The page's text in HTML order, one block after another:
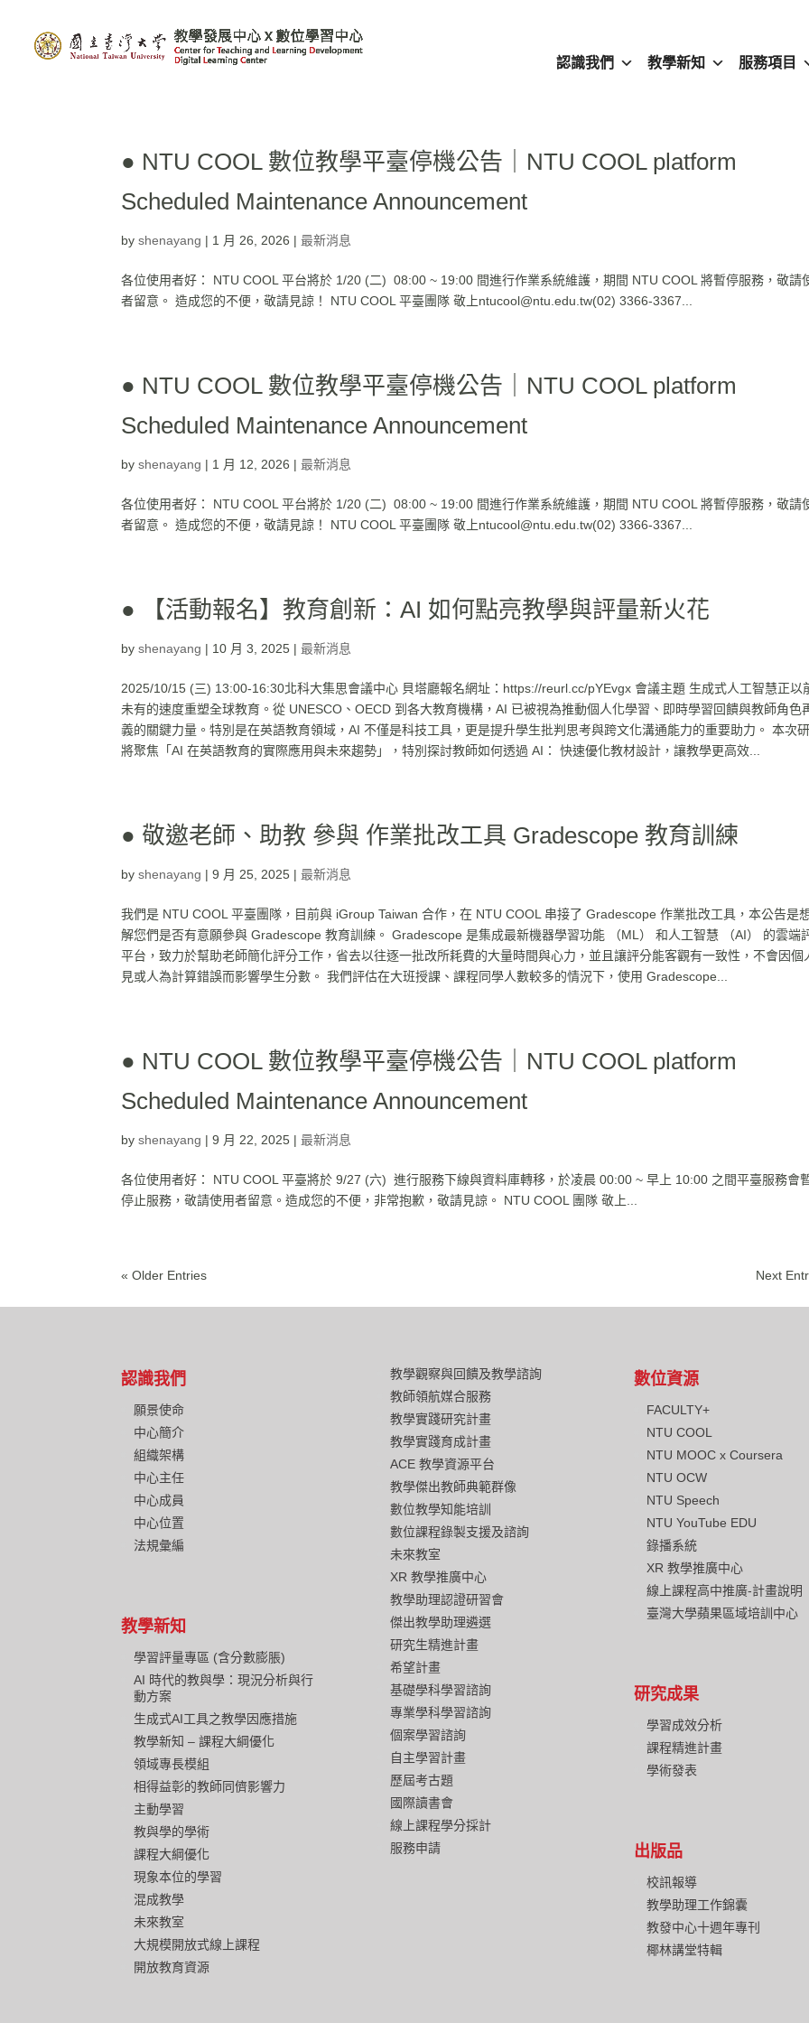
認識我們 教學新知 服務項目
● NTU COOL 數位教學平臺停機公告｜NTU COOL platform
Scheduled Maintenance Announcement
byshenayang | 1 月 26, 2026 |最新消息
各位使用者好： NTU COOL 平台將於 1/20 (二) 08:00 ~ 19:00 間進行作業系統維護，期間 NTU COOL 將暫停服務，敬請
者留意。 造成您的不便，敬請見諒！ NTU COOL 平臺團隊 敬上ntucool@ntu.edu.tw(02) 3366-3367...
● NTU COOL 數位教學平臺停機公告｜NTU COOL platform
Scheduled Maintenance Announcement
byshenayang | 1 月 12, 2026 |最新消息
各位使用者好： NTU COOL 平台將於 1/20 (二) 08:00 ~ 19:00 間進行作業系統維護，期間 NTU COOL 將暫停服務，敬請
者留意。 造成您的不便，敬請見諒！ NTU COOL 平臺團隊 敬上ntucool@ntu.edu.tw(02) 3366-3367...
● 【活動報名】教育創新：AI 如何點亮教學與評量新火花
byshenayang | 10 月 3, 2025 |最新消息
2025/10/15 (三) 13:00-16:30北科大集思會議中心 貝塔廳報名網址：https://reurl.cc/pYEvgx 會議主題 生成式人工智慧正以
未有的速度重塑全球教育。從 UNESCO、OECD 到各大教育機構，AI 已被視為推動個人化學習、即時學習回饋與教師角色
義的關鍵力量。特別是在英語教育領域，AI 不僅是科技工具，更是提升學生批判思考與跨文化溝通能力的重要助力。 本次
將聚焦「AI 在英語教育的實際應用與未來趨勢」，特別探討教師如何透過 AI： 快速優化教材設計，讓教學更高效...
● 敬邀老師、助教 參與 作業批改工具 Gradescope 教育訓練
byshenayang |9 月 25, 2025 |最新消息
我們是 NTU COOL 平臺團隊，目前與 iGroup Taiwan 合作，在 NTU COOL 串接了 Gradescope 作業批改工具，本公告是
解您們是否有意願參與 Gradescope 教育訓練。 Gradescope 是集成最新機器學習功能 （ML） 和人工智慧 （AI） 的雲端
平台，致力於幫助老師簡化評分工作，省去以往逐一批改所耗費的大量時間與心力，並且讓評分能客觀有一致性，不會因個
見或人為計算錯誤而影響學生分數。 我們評估在大班授課、課程同學人數較多的情況下，使用 Gradescope...
● NTU COOL 數位教學平臺停機公告｜NTU COOL platform
Scheduled Maintenance Announcement
byshenayang |9 月 22, 2025 |最新消息
各位使用者好： NTU COOL 平臺將於 9/27 (六) 進行服務下線與資料庫轉移，於凌晨 00:00 ~ 早上 10:00 之間平臺服務會
停止服務，敬請使用者留意。造成您的不便，非常抱歉，敬請見諒。 NTU COOL 團隊 敬上...
« Older Entries Next
認識我們
願景使命
中心簡介
組織架構
中心主任
中心成員
中心位置
法規彙編
教學新知
學習評量專區 (含分數膨脹)
AI 時代的教與學：現況分析與行
動方案
生成式AI工具之教學因應措施
教學新知 – 課程大綱優化
領域專長模組
相得益彰的教師同儕影響力
主動學習
教與學的學術
課程大綱優化
現象本位的學習
混成教學
未來教室
大規模開放式線上課程
開放教育資源
教學觀察與回饋及教學諮詢
教師領航媒合服務
教學實踐研究計畫
教學實踐育成計畫
ACE 教學資源平台
教學傑出教師典範群像
數位教學知能培訓
數位課程錄製支援及諮詢
未來教室
XR 教學推廣中心
教學助理認證研習會
傑出教學助理遴選
研究生精進計畫
希望計畫
基礎學科學習諮詢
專業學科學習諮詢
個案學習諮詢
自主學習計畫
歷屆考古題
國際讀書會
線上課程學分採計
服務申請
數位資源
FACULTY+
NTU COOL
NTU MOOC x Coursera
NTU OCW
NTU Speech
NTU YouTube EDU
錄播系統
XR 教學推廣中心
線上課程高中推廣-計畫說明
臺灣大學蘋果區域培訓中心
研究成果
學習成效分析
課程精進計畫
學術發表
出版品
校訊報導
教學助理工作錦囊
教發中心十週年專刊
椰林講堂特輯